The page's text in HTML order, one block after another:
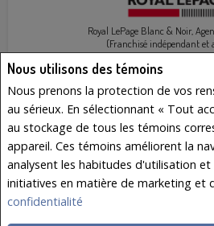
Nous utilisons des témoins
Nous prenons la protection de vos
au sérieux. En sélectionnant « Tout
au stockage de tous les témoins
appareil. Ces témoins améliorent la
analysent les habitudes d'utilisation
initiatives en matière de marketing et
confidentialité
Royal LePage Blanc & Noir,
(Franchisé indépendant et
102 - 6485 Rue Doris-
Boisbriand, QC J7H
www.royallepage.ca| Politique de
responsabilité|Conditions d'utilisation
Tous les renseignements affichés sont jugés fiables;
garantie et doit être vérifiée de façon indépendante.
quelque nature que ce soit est donnée quant à
vise pas à solliciter les acheteurs ou vendeurs,
sous contrat. REALTOR®, REALTORS® et le logo
REALTOR® Canada Inc., une compagnie dont la